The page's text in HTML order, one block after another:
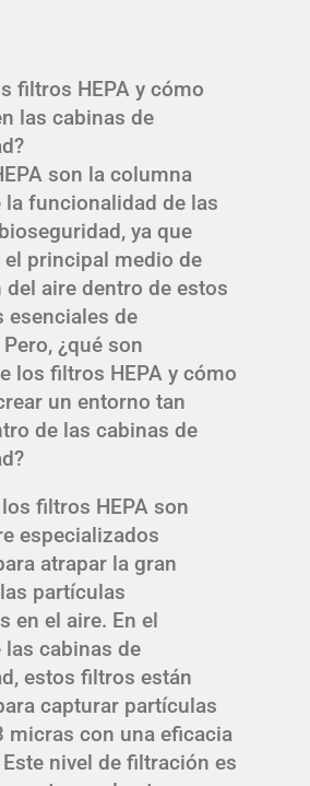
filtros HEPA y cómo
las cabinas de
son la columna
la funcionalidad de las
ya que
principal medio de
aire dentro de estos
esenciales de
¿qué son
los filtros HEPA y cómo
un entorno tan
de las cabinas de
filtros HEPA son
especializados
atrapar la gran
partículas
en el aire. En el
cabinas de
estos filtros están
capturar partículas
micras con una eficacia
nivel de filtración es